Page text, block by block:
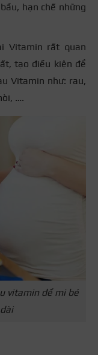
hạn chế những
Vitamin rất quan
tạo điều kiện để
Vitamin như: rau,
….
vitamin để mi bé